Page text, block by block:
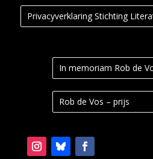
Privacyverklaring Stichting
In memoriam Rob de
Rob de Vos – prijs